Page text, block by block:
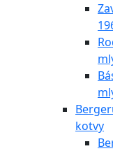
kotvy